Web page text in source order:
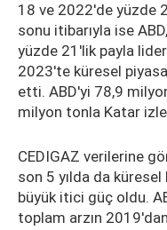
18 ve 2022'de yüzde
sonu itibarıyla ise
yüzde 21'lik payla
2023'te küresel
etti. ABD'yi 78,9
milyon tonla Katar
CEDIGAZ verilerine
son 5 yılda da küresel
büyük itici güç oldu.
toplam arzın